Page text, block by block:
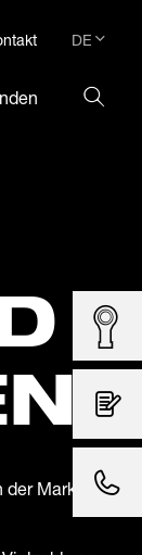
DE
DE
der Marken